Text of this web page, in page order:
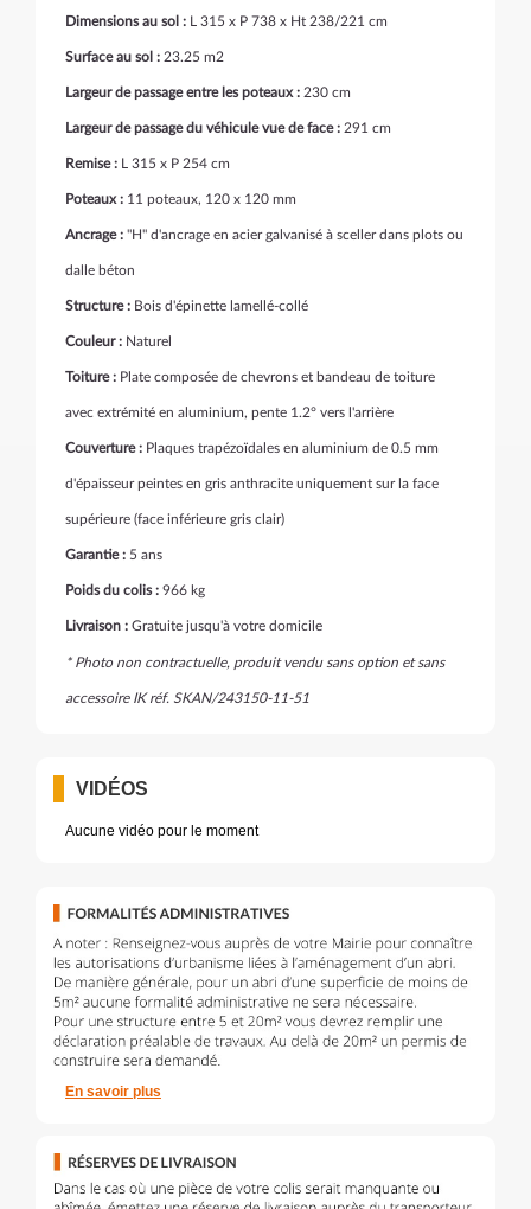
Dimensions au sol : L 315 x P 738 x Ht 238/221 cm
Surface au sol : 23.25 m2
Largeur de passage entre les poteaux : 230 cm
Largeur de passage du véhicule vue de face : 291 cm
Remise : L 315 x P 254 cm
Poteaux : 11 poteaux, 120 x 120 mm
Ancrage : "H" d'ancrage en acier galvanisé à sceller dans plots ou
dalle béton
Structure : Bois d'épinette lamellé-collé
Couleur : Naturel
Toiture : Plate composée de chevrons et bandeau de toiture
avec extrémité en aluminium, pente 1.2° vers l'arrière
Couverture : Plaques trapézoïdales en aluminium de 0.5 mm
d'épaisseur peintes en gris anthracite uniquement sur la face
supérieure (face inférieure gris clair)
Garantie : 5 ans
Poids du colis : 966 kg
Livraison : Gratuite jusqu'à votre domicile
* Photo non contractuelle, produit vendu sans option et sans
accessoire IK réf. SKAN/243150-11-51
VIDÉOS
Aucune vidéo pour le moment
En savoir plus